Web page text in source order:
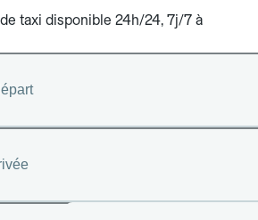
taxi disponible 24h/24, 7j/7 à